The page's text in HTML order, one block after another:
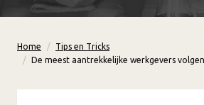
Home
Tips en Tricks
De meest aantrekkelijke werkgevers